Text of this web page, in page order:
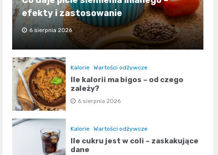
efekty i zastosowanie
6 sierpnia 2026
Kalorie Wartości odżywcze
Ile kalorii ma bigos – od czego
zależy?
6 sierpnia 2026
Kalorie Wartości odżywcze
Ile cukru jest w coli – zaskakujące
dane